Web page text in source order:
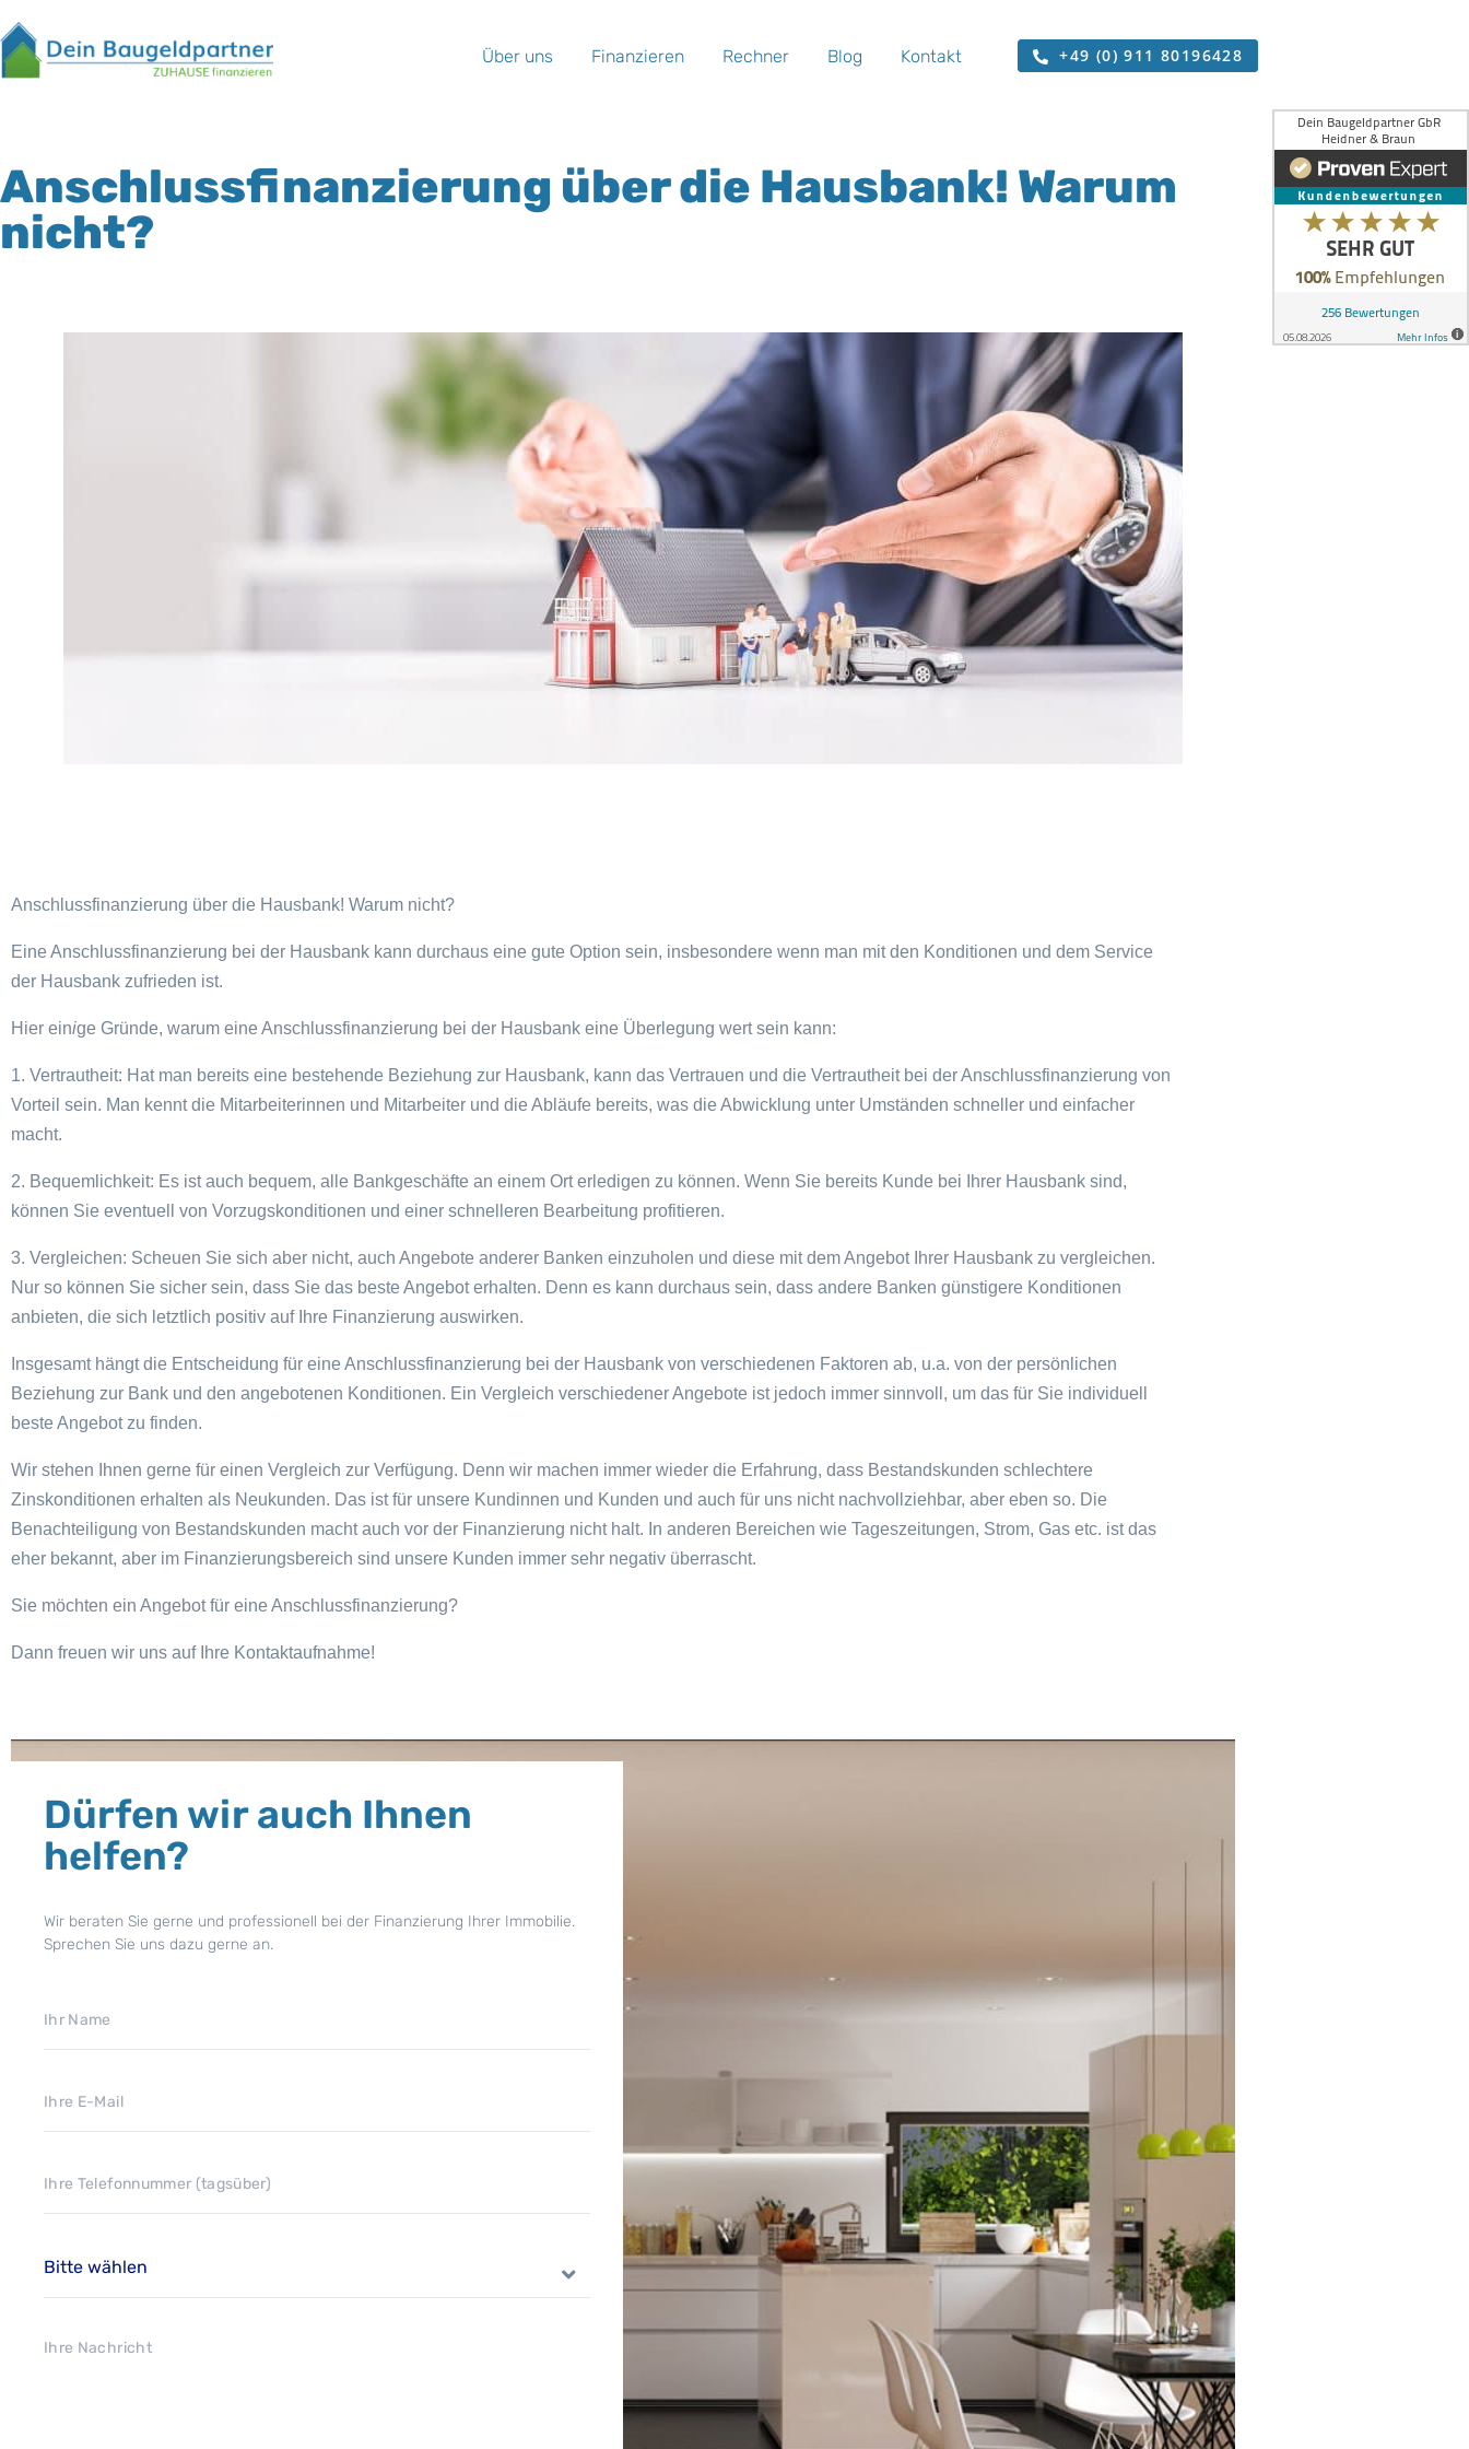
Über uns Finanzieren Rechner Blog Kontakt +49 (0) 911 80196428
Anschlussfinanzierung über die Hausbank! Warum
nicht?
Anschlussfinanzierung über die Hausbank! Warum nicht?
Eine Anschlussfinanzierung bei der Hausbank kann durchaus eine gute Option sein, insbesondere wenn man mit den Konditionen und dem Service
der Hausbank zufrieden ist.
Hier einige Gründe, warum eine Anschlussfinanzierung bei der Hausbank eine Überlegung wert sein kann:
1. Vertrautheit: Hat man bereits eine bestehende Beziehung zur Hausbank, kann das Vertrauen und die Vertrautheit bei der Anschlussfinanzierung von
Vorteil sein. Man kennt die Mitarbeiterinnen und Mitarbeiter und die Abläufe bereits, was die Abwicklung unter Umständen schneller und einfacher
macht.
2. Bequemlichkeit: Es ist auch bequem, alle Bankgeschäfte an einem Ort erledigen zu können. Wenn Sie bereits Kunde bei Ihrer Hausbank sind,
können Sie eventuell von Vorzugskonditionen und einer schnelleren Bearbeitung profitieren.
3. Vergleichen: Scheuen Sie sich aber nicht, auch Angebote anderer Banken einzuholen und diese mit dem Angebot Ihrer Hausbank zu vergleichen.
Nur so können Sie sicher sein, dass Sie das beste Angebot erhalten. Denn es kann durchaus sein, dass andere Banken günstigere Konditionen
anbieten, die sich letztlich positiv auf Ihre Finanzierung auswirken.
Insgesamt hängt die Entscheidung für eine Anschlussfinanzierung bei der Hausbank von verschiedenen Faktoren ab, u.a. von der persönlichen
Beziehung zur Bank und den angebotenen Konditionen. Ein Vergleich verschiedener Angebote ist jedoch immer sinnvoll, um das für Sie individuell
beste Angebot zu finden.
Wir stehen Ihnen gerne für einen Vergleich zur Verfügung. Denn wir machen immer wieder die Erfahrung, dass Bestandskunden schlechtere
Zinskonditionen erhalten als Neukunden. Das ist für unsere Kundinnen und Kunden und auch für uns nicht nachvollziehbar, aber eben so. Die
Benachteiligung von Bestandskunden macht auch vor der Finanzierung nicht halt. In anderen Bereichen wie Tageszeitungen, Strom, Gas etc. ist das
eher bekannt, aber im Finanzierungsbereich sind unsere Kunden immer sehr negativ überrascht.
Sie möchten ein Angebot für eine Anschlussfinanzierung?
Dann freuen wir uns auf Ihre Kontaktaufnahme!
Dürfen wir auch Ihnen
helfen?
Wir beraten Sie gerne und professionell bei der Finanzierung Ihrer Immobilie.
Sprechen Sie uns dazu gerne an.